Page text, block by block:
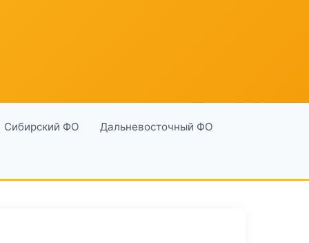
Сибирский ФО Дальневосточный ФО